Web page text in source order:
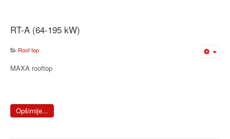
RT-A (64-195 kW)
Roof top
MAXA rooftop
Opširnije...